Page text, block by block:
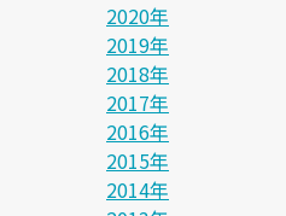
2020年
2019年
2018年
2017年
2016年
2015年
2014年